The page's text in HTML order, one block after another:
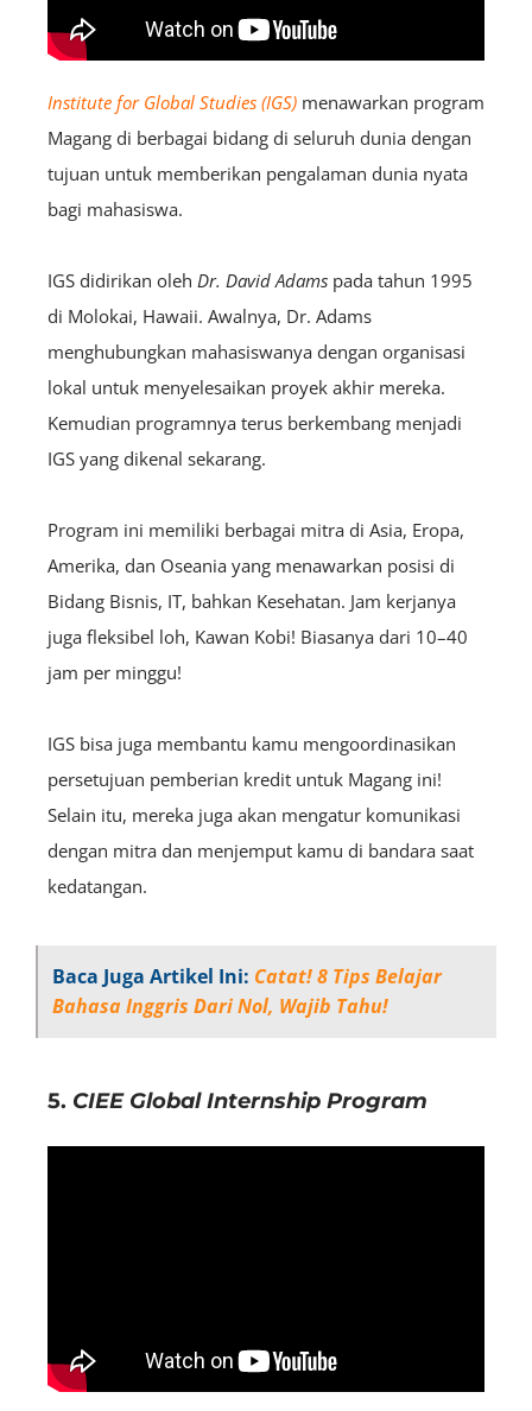
Institute for Global Studies (IGS) menawarkan program
Magang di berbagai bidang di seluruh dunia dengan
tujuan untuk memberikan pengalaman dunia nyata
bagi mahasiswa.
IGS didirikan oleh Dr. David Adams pada tahun 1995
di Molokai, Hawaii. Awalnya, Dr. Adams
menghubungkan mahasiswanya dengan organisasi
lokal untuk menyelesaikan proyek akhir mereka.
Kemudian programnya terus berkembang menjadi
IGS yang dikenal sekarang.
Program ini memiliki berbagai mitra di Asia, Eropa,
Amerika, dan Oseania yang menawarkan posisi di
Bidang Bisnis, IT, bahkan Kesehatan. Jam kerjanya
juga fleksibel loh, Kawan Kobi! Biasanya dari 10–40
jam per minggu!
IGS bisa juga membantu kamu mengoordinasikan
persetujuan pemberian kredit untuk Magang ini!
Selain itu, mereka juga akan mengatur komunikasi
dengan mitra dan menjemput kamu di bandara saat
kedatangan.
Baca Juga Artikel Ini: Catat! 8 Tips Belajar
Bahasa Inggris Dari Nol, Wajib Tahu!
5. CIEE Global Internship Program